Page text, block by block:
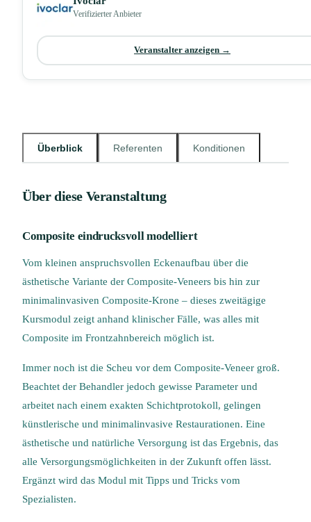
Überblick Referenten Konditionen
Über diese Veranstaltung
Composite eindrucksvoll modelliert
Vom kleinen anspruchsvollen Eckenaufbau über die
ästhetische Variante der Composite-Veneers bis hin zur
minimalinvasiven Composite-Krone – dieses zweitägige
Kursmodul zeigt anhand klinischer Fälle, was alles mit
Composite im Frontzahnbereich möglich ist.
Immer noch ist die Scheu vor dem Composite-Veneer groß.
Beachtet der Behandler jedoch gewisse Parameter und
arbeitet nach einem exakten Schichtprotokoll, gelingen
künstlerische und minimalinvasive Restaurationen. Eine
ästhetische und natürliche Versorgung ist das Ergebnis, das
alle Versorgungsmöglichkeiten in der Zukunft offen lässt.
Ergänzt wird das Modul mit Tipps und Tricks vom
Spezialisten.
Verifizierter Anbieter
Veranstalter anzeigen →